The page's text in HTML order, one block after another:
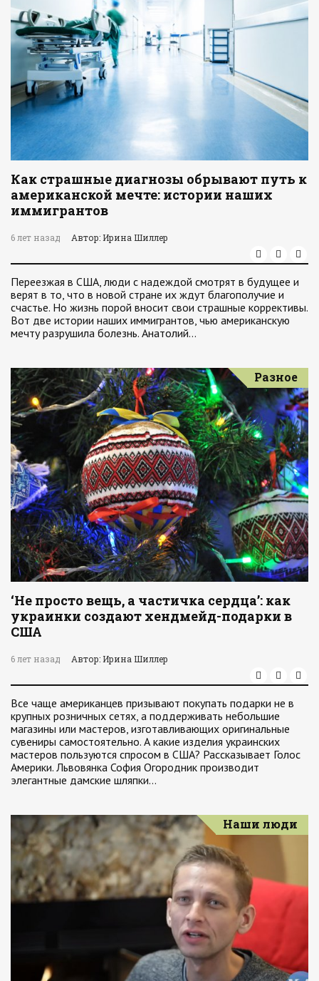
Как страшные диагнозы обрывают путь к
американской мечте: истории наших
иммигрантов
6 лет назад Автор: Ирина Шиллер
Переезжая в США, люди с надеждой смотрят в будущее и
верят в то, что в новой стране их ждут благополучие и
счастье. Но жизнь порой вносит свои страшные коррективы.
Вот две истории наших иммигрантов, чью американскую
мечту разрушила болезнь. Анатолий…
Разное
‘Не просто вещь, а частичка сердца’: как
украинки создают хендмейд-подарки в
США
6 лет назад Автор: Ирина Шиллер
Все чаще американцев призывают покупать подарки не в
крупных розничных сетях, а поддерживать небольшие
магазины или мастеров, изготавливающих оригинальные
сувениры самостоятельно. А какие изделия украинских
мастеров пользуются спросом в США? Рассказывает Голос
Америки. Львовянка София Огородник производит
элегантные дамские шляпки…
Наши люди